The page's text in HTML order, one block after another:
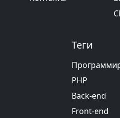
Теги
PHP
Back-end
Front-end